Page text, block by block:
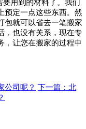
用到的材料了。我们
预定一点这些东西。然
包就可以省去一笔搬家
，也没有关系，现在专
，让您在搬家的过程中
公司呢？ 下一篇：北